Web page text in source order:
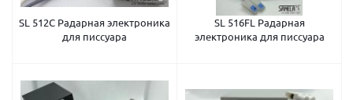
SL 512C Радарная электроника
для писсуара
SL 516FL Радарная
электроника для писсуара